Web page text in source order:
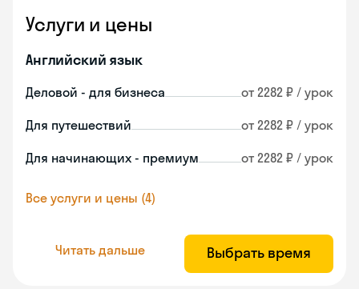
Услуги и цены
Английский язык
Деловой - для бизнеса от 2282 ₽ / урок
Для путешествий от 2282 ₽ / урок
Для начинающих - премиум от 2282 ₽ / урок
Все услуги и цены (4)
Читать дальше Выбрать время